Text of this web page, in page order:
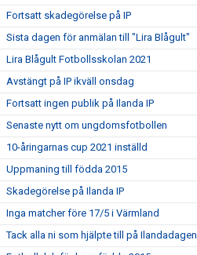
Fortsatt skadegörelse på IP
Sista dagen för anmälan till "Lira Blågult"
Lira Blågult Fotbollsskolan 2021
Avstängt på IP ikväll onsdag
Fortsatt ingen publik på Ilanda IP
Senaste nytt om ungdomsfotbollen
10-åringarnas cup 2021 inställd
Uppmaning till födda 2015
Skadegörelse på Ilanda IP
Inga matcher före 17/5 i Värmland
Tack alla ni som hjälpte till på Ilandadagen